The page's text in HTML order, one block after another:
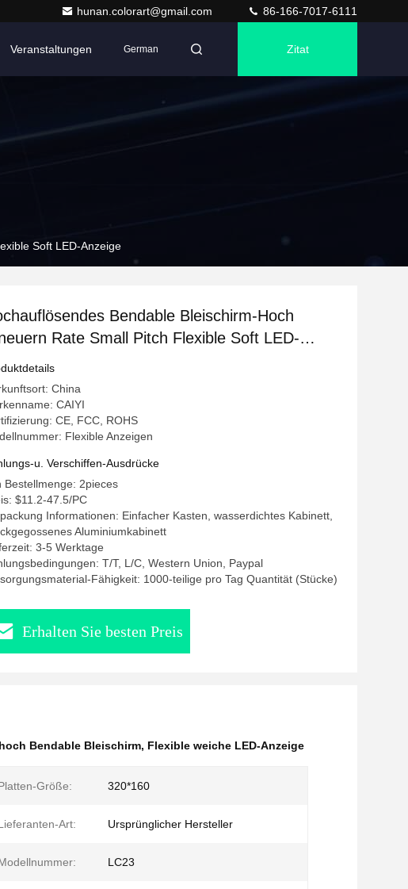
hunan.colorart@gmail.com 86-166-7017-6111
Veranstaltungen German Zitat
Soft LED-Anzeige
Bendable Bleischirm-Hoch
Rate Small Pitch Flexible Soft LED-
China
CAIYI
CE, FCC, ROHS
Flexible Anzeigen
u. Verschiffen-Ausdrücke
Bestellmenge: 2pieces
$11.2-47.5/PC
Informationen: Einfacher Kasten, wasserdichtes Kabinett,
Aluminiumkabinett
3-5 Werktage
T/T, L/C, Western Union, Paypal
Fähigkeit: 1000-teilige pro Tag Quantität (Stücke)
Erhalten Sie besten Preis
Bendable Bleischirm, Flexible weiche LED-Anzeige
Größe: 320*160
Art: Ursprünglicher Hersteller
LC23